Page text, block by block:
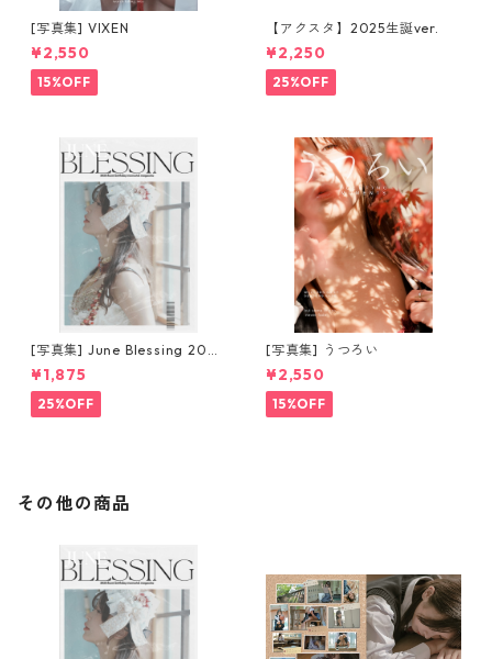
[写真集] VIXEN
¥2,550
15%OFF
【アクスタ】2025生誕ver.
¥2,250
25%OFF
[写真集] June Blessing 2025
magazine [特別版]
¥1,875
25%OFF
[写真集] うつろい
¥2,550
15%OFF
その他の商品